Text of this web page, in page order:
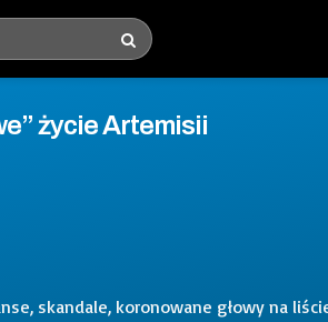
życie Artemisii
skandale, koronowane głowy na